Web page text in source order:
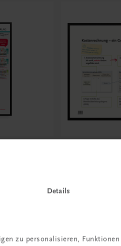
Details
zu personalisieren,